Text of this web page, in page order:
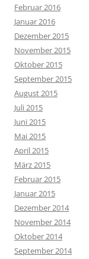
Februar 2016
Januar 2016
Dezember 2015
November 2015
Oktober 2015
September 2015
August 2015
Juli 2015
Juni 2015
Mai 2015
April 2015
März 2015
Februar 2015
Januar 2015
Dezember 2014
November 2014
Oktober 2014
September 2014